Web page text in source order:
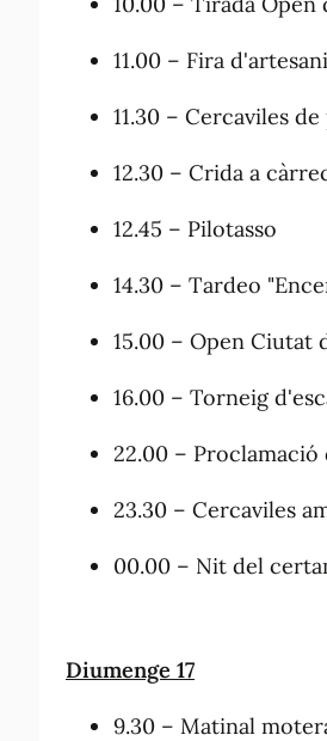
11.00 – Fira
11.30 – Cercaviles
12.30 – Crida a
12.45 – Pilotasso
14.30 – Tardeo
15.00 – Open Ciutat
16.00 – Torneig
22.00 – Proclamació
23.30 – Cercaviles
00.00 – Nit del
Diumenge 17
9.30 – Matinal